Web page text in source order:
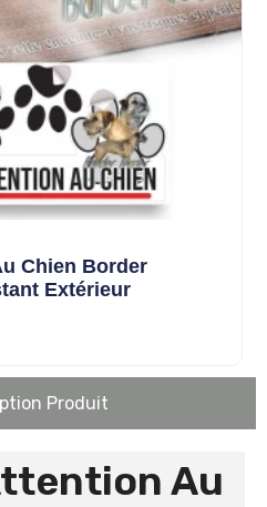
Chien Border
Extérieur
Produit
Au